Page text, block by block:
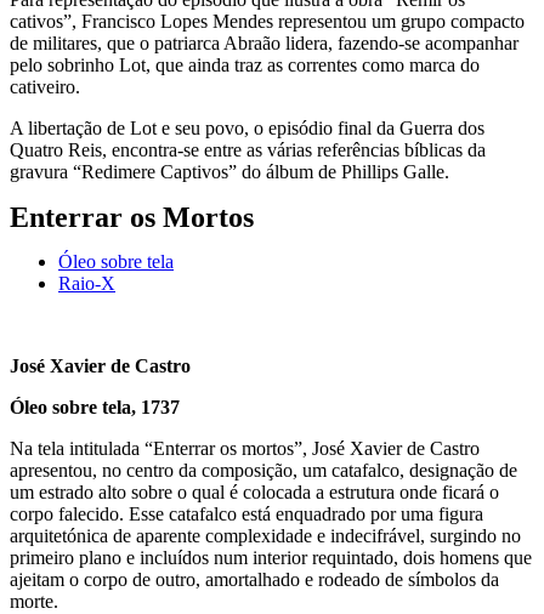
cativos”, Francisco Lopes Mendes representou um grupo compacto
de militares, que o patriarca Abraão lidera, fazendo-se acompanhar
pelo sobrinho Lot, que ainda traz as correntes como marca do
cativeiro.
A libertação de Lot e seu povo, o episódio final da Guerra dos
Quatro Reis, encontra-se entre as várias referências bíblicas da
gravura “Redimere Captivos” do álbum de Phillips Galle.
Enterrar os Mortos
Óleo sobre tela
Raio-X
José Xavier de Castro
Óleo sobre tela, 1737
Na tela intitulada “Enterrar os mortos”, José Xavier de Castro
apresentou, no centro da composição, um catafalco, designação de
um estrado alto sobre o qual é colocada a estrutura onde ficará o
corpo falecido. Esse catafalco está enquadrado por uma figura
arquitetónica de aparente complexidade e indecifrável, surgindo no
primeiro plano e incluídos num interior requintado, dois homens que
ajeitam o corpo de outro, amortalhado e rodeado de símbolos da
morte.